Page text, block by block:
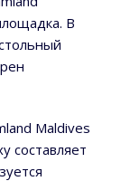
В
Maldives
составляет